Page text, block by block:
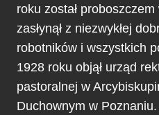
roku został
zasłynął z niezwykłej
robotników i wszystkich
1928 roku objął urząd
pastoralnej w
Duchownym w